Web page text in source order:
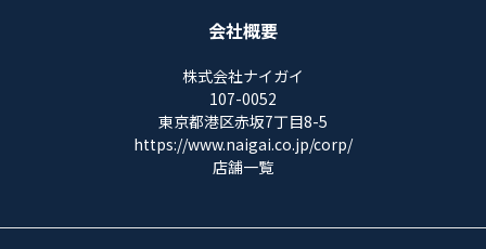
会社概要
株式会社ナイガイ
107-0052
東京都港区赤坂7丁目8-5
https://www.naigai.co.jp/corp/
店舗一覧